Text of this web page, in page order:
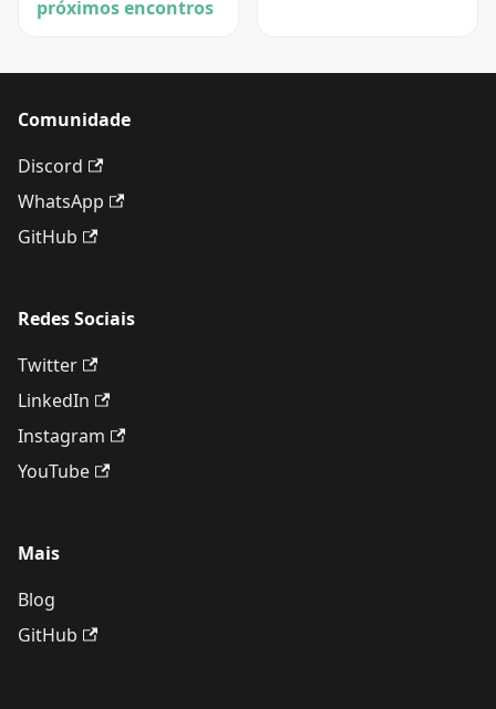
próximos encontros
Comunidade
Discord
WhatsApp
GitHub
Redes Sociais
Twitter
LinkedIn
Instagram
YouTube
Mais
Blog
GitHub